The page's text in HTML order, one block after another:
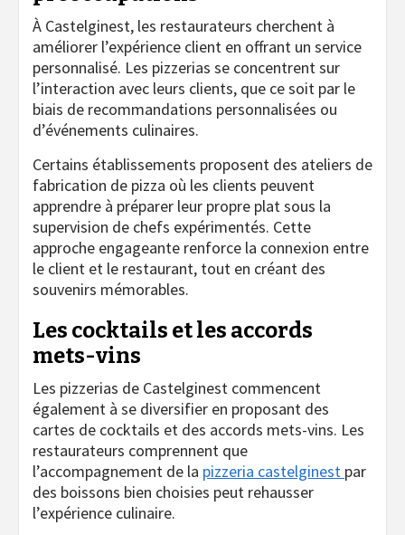
À Castelginest, les restaurateurs cherchent à
améliorer l’expérience client en offrant un service
personnalisé. Les pizzerias se concentrent sur
l’interaction avec leurs clients, que ce soit par le
biais de recommandations personnalisées ou
d’événements culinaires.
Certains établissements proposent des ateliers de
fabrication de pizza où les clients peuvent
apprendre à préparer leur propre plat sous la
supervision de chefs expérimentés. Cette
approche engageante renforce la connexion entre
le client et le restaurant, tout en créant des
souvenirs mémorables.
Les cocktails et les accords
mets-vins
Les pizzerias de Castelginest commencent
également à se diversifier en proposant des
cartes de cocktails et des accords mets-vins. Les
restaurateurs comprennent que
l’accompagnement de la pizzeria castelginest par
des boissons bien choisies peut rehausser
l’expérience culinaire.